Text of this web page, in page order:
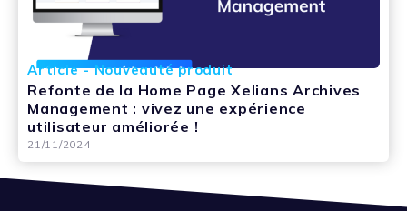
Article - Nouveauté produit
Refonte de la Home Page Xelians Archives
Management : vivez une expérience
utilisateur améliorée !
21/11/2024